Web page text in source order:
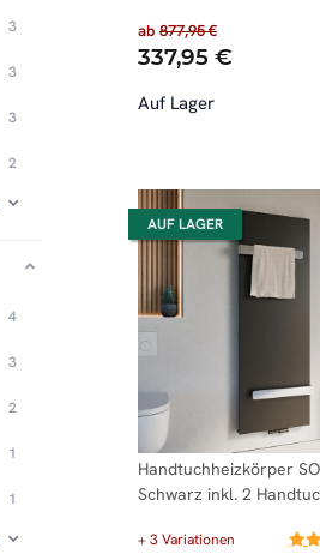
ab 877,95 €
337,95 €
Auf Lager
AUF LAGER
Handtuchheizkörper
Schwarz inkl. 2
+ 3 Variationen
3Artikel gefunden
3Artikel gefunden
3Artikel gefunden
2
4Artikel gefunden
3Artikel gefunden
2
1
1